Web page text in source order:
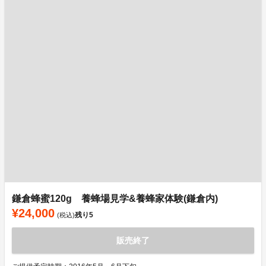
鎌倉蜂蜜120g 養蜂場見学&養蜂家体験(鎌倉内)
¥24,000 (税込)残り5
販売終了